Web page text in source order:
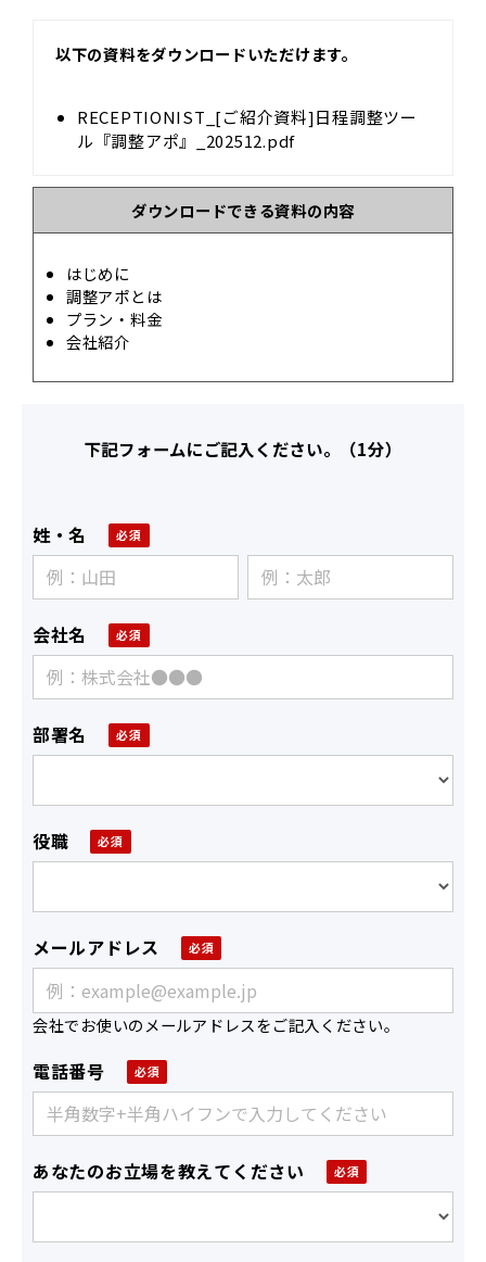
以下の資料をダウンロードいただけます。
RECEPTIONIST_[ご紹介資料]日程調整ツー
ル『調整アポ』_202512.pdf
ダウンロードできる資料の内容
はじめに
調整アポとは
プラン・料金
会社紹介
下記フォームにご記入ください。（1分）
姓・名
会社名
部署名
役職
メールアドレス
会社でお使いのメールアドレスをご記入ください。
電話番号
あなたのお立場を教えてください